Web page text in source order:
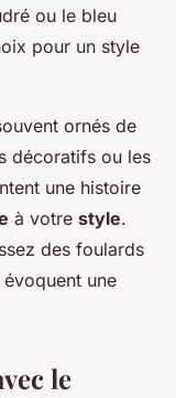
ou le bleu
pour un style
ornés de
décoratifs ou les
une histoire
à votre style.
des foulards
une
le